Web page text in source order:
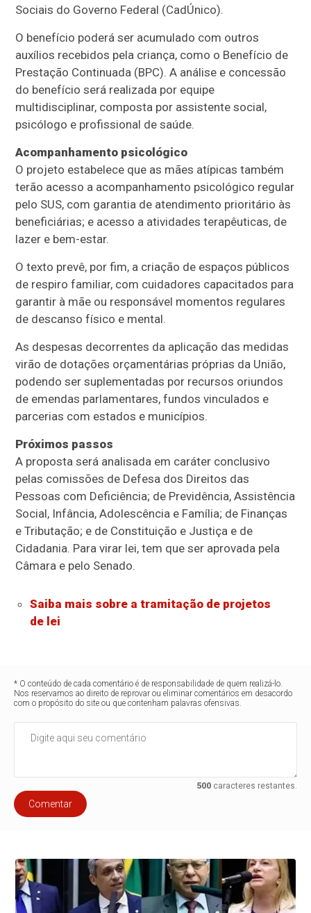
Sociais do Governo Federal (CadÚnico).
O benefício poderá ser acumulado com outros
auxílios recebidos pela criança, como o Benefício de
Prestação Continuada (BPC). A análise e concessão
do benefício será realizada por equipe
multidisciplinar, composta por assistente social,
psicólogo e profissional de saúde.
Acompanhamento psicológico
O projeto estabelece que as mães atípicas também
terão acesso a acompanhamento psicológico regular
pelo SUS, com garantia de atendimento prioritário às
beneficiárias; e acesso a atividades terapêuticas, de
lazer e bem-estar.
O texto prevê, por fim, a criação de espaços públicos
de respiro familiar, com cuidadores capacitados para
garantir à mãe ou responsável momentos regulares
de descanso físico e mental.
As despesas decorrentes da aplicação das medidas
virão de dotações orçamentárias próprias da União,
podendo ser suplementadas por recursos oriundos
de emendas parlamentares, fundos vinculados e
parcerias com estados e municípios.
Próximos passos
A proposta será analisada em caráter conclusivo
pelas comissões de Defesa dos Direitos das
Pessoas com Deficiência; de Previdência, Assistência
Social, Infância, Adolescência e Família; de Finanças
e Tributação; e de Constituição e Justiça e de
Cidadania. Para virar lei, tem que ser aprovada pela
Câmara e pelo Senado.
Saiba mais sobre a tramitação de projetos
de lei
* O conteúdo de cada comentário é de responsabilidade de quem realizá-lo.
Nos reservamos ao direito de reprovar ou eliminar comentários em desacordo
com o propósito do site ou que contenham palavras ofensivas.
500caracteres restantes.
Comentar